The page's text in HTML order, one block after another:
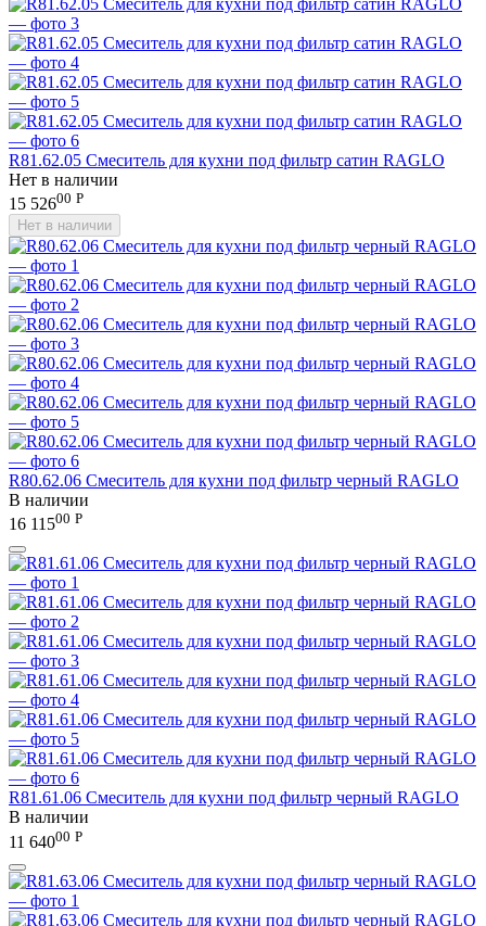
R81.62.05 Смеситель для кухни под фильтр сатин RAGLO
Нет в наличии
15 52600 Р
Нет в наличии
R80.62.06 Смеситель для кухни под фильтр черный RAGLO
В наличии
16 11500 Р
R81.61.06 Смеситель для кухни под фильтр черный RAGLO
В наличии
11 64000 Р